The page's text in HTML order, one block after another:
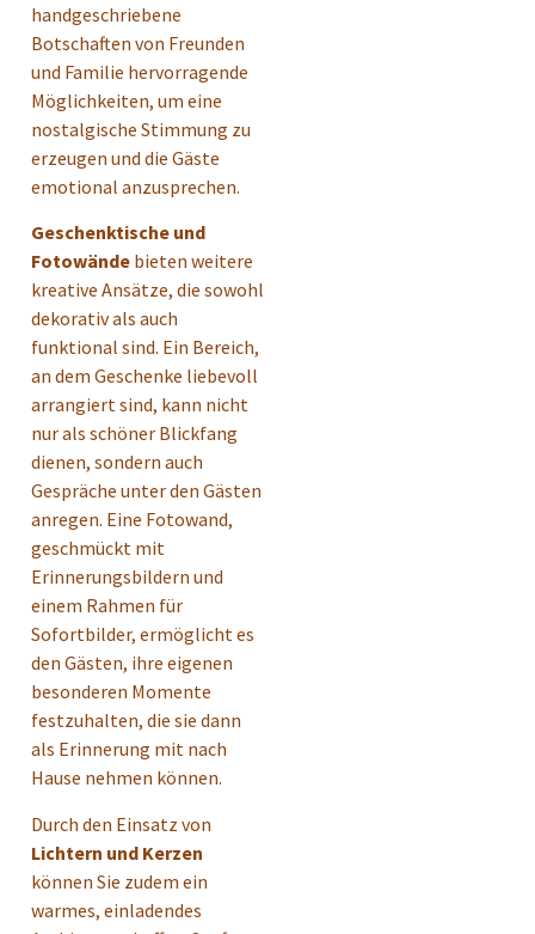
handgeschriebene
Botschaften von Freunden
und Familie hervorragende
Möglichkeiten, um eine
nostalgische Stimmung zu
erzeugen und die Gäste
emotional anzusprechen.
Geschenktische und
Fotowände bieten weitere
kreative Ansätze, die sowohl
dekorativ als auch
funktional sind. Ein Bereich,
an dem Geschenke liebevoll
arrangiert sind, kann nicht
nur als schöner Blickfang
dienen, sondern auch
Gespräche unter den Gästen
anregen. Eine Fotowand,
geschmückt mit
Erinnerungsbildern und
einem Rahmen für
Sofortbilder, ermöglicht es
den Gästen, ihre eigenen
besonderen Momente
festzuhalten, die sie dann
als Erinnerung mit nach
Hause nehmen können.
Durch den Einsatz von
Lichtern und Kerzen
können Sie zudem ein
warmes, einladendes